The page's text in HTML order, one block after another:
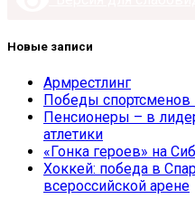
Новые записи
Армрестлинг
Победы спортсменов
Пенсионеры – в
атлетики
«Гонка героев» на
Хоккей: победа в
всероссийской арене